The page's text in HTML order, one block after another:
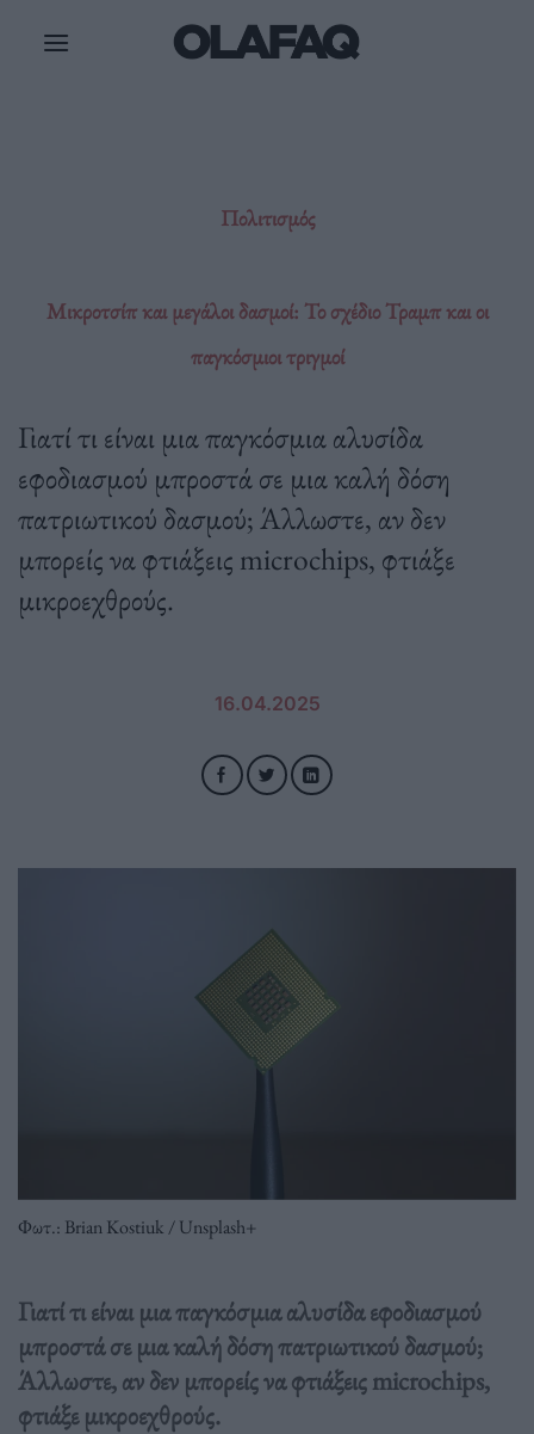
Πολιτισμός
Μικροτσίπ και μεγάλοι δασμοί: Το σχέδιο Τραμπ και οι
παγκόσμιοι τριγμοί
Γιατί τι είναι μια παγκόσμια αλυσίδα
εφοδιασμού μπροστά σε μια καλή δόση
πατριωτικού δασμού; Άλλωστε, αν δεν
μπορείς να φτιάξεις microchips, φτιάξε
μικροεχθρούς.
16.04.2025
Φωτ.: Brian Kostiuk / Unsplash+
Γιατί τι είναι μια παγκόσμια αλυσίδα εφοδιασμού
μπροστά σε μια καλή δόση πατριωτικού δασμού;
Άλλωστε, αν δεν μπορείς να φτιάξεις microchips,
φτιάξε μικροεχθρούς.